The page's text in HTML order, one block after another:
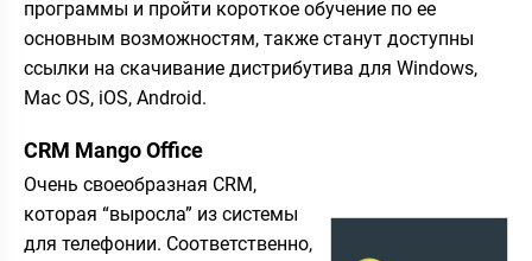
программы и пройти короткое обучение по ее
основным возможностям, также станут доступны
ссылки на скачивание дистрибутива для Windows,
Mac OS, iOS, Android.
CRM Mango Office
Очень своеобразная CRM,
которая “выросла” из системы
для телефонии. Соответственно,